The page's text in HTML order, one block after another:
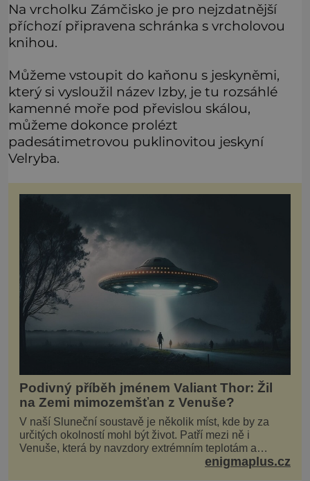
Na vrcholku Zámčisko je pro nejzdatnější
příchozí připravena schránka s vrcholovou
knihou.
Můžeme vstoupit do kaňonu s jeskyněmi,
který si vysloužil název Izby, je tu rozsáhlé
kamenné moře pod převislou skálou,
můžeme dokonce prolézt
padesátimetrovou puklinovitou jeskyní
Velryba.
Podivný příběh jménem Valiant Thor: Žil
na Zemi mimozemšťan z Venuše?
V naší Sluneční soustavě je několik míst, kde by za
určitých okolností mohl být život. Patří mezi ně i
Venuše, která by navzdory extrémním teplotám a
smrtícímu složení atmosféry teoreticky mohla ukrývat
enigmaplus.cz